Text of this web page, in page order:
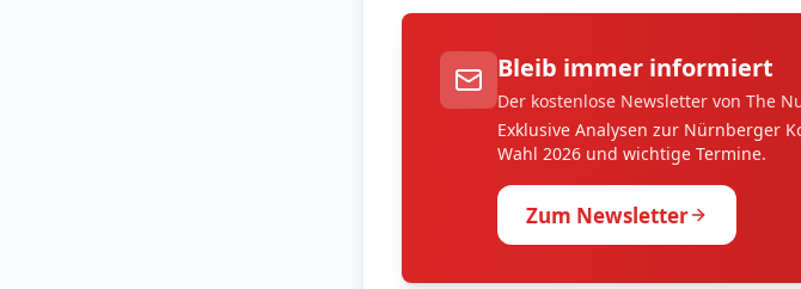
Bleib immer informiert
Der kostenlose Newsletter von The
Exklusive Analysen zur Nürnberger
Wahl 2026 und wichtige Termine.
Zum Newsletter